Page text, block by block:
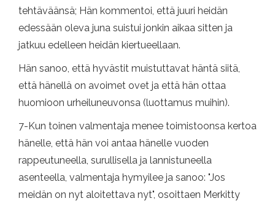
tehtäväänsä; Hän kommentoi, että juuri heidän
edessään oleva juna suistui jonkin aikaa sitten ja
jatkuu edelleen heidän kiertueellaan.
Hän sanoo, että hyvästit muistuttavat häntä siitä,
että hänellä on avoimet ovet ja että hän ottaa
huomioon urheiluneuvonsa (luottamus muihin).
7-Kun toinen valmentaja menee toimistoonsa kertoa
hänelle, että hän voi antaa hänelle vuoden
rappeutuneella, surullisella ja lannistuneella
asenteella, valmentaja hymyilee ja sanoo: "Jos
meidän on nyt aloitettava nyt", osoittaen Merkitty